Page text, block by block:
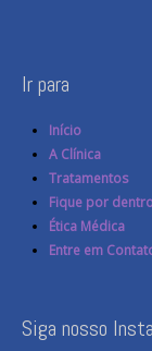
Ir para
Início
A Clínica
Tratamentos
Fique por
Ética Médica
Entre em
Siga nosso